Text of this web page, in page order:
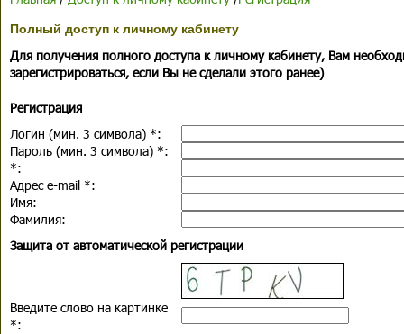
Полный доступ к личному кабинету
Для получения полного доступа к личному кабинету, Вам
зарегистрироваться, если Вы не сделали этого ранее)
Регистрация
Логин (мин. 3 символа) *:
Пароль (мин. 3 символа) *:
*:
Адрес e-mail *:
Имя:
Фамилия:
Защита от автоматической регистрации
Введите слово на картинке
*: